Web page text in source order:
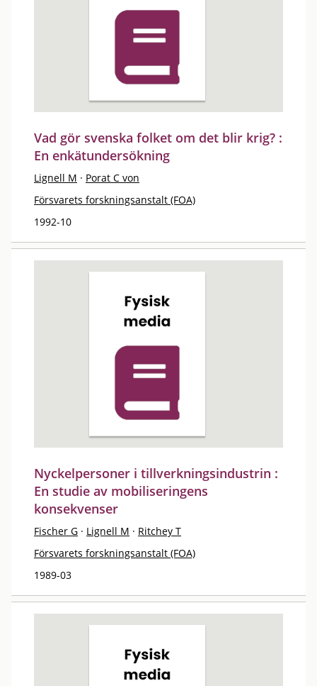
Vad gör svenska folket om det blir krig? :
En enkätundersökning
Lignell M · Porat C von
Försvarets forskningsanstalt (FOA)
1992-10
Nyckelpersoner i tillverkningsindustrin :
En studie av mobiliseringens
konsekvenser
Fischer G · Lignell M · Ritchey T
Försvarets forskningsanstalt (FOA)
1989-03